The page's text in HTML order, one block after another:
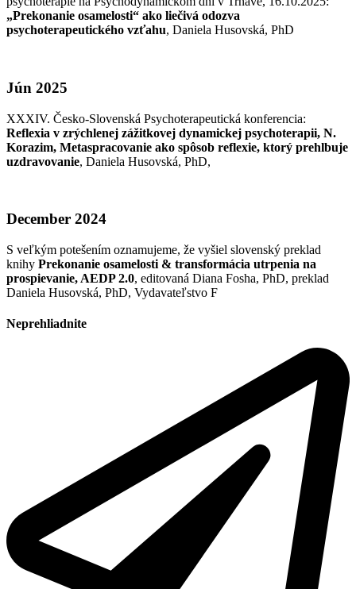
„Prekonanie osamelosti“ ako liečivá odozva
psychoterapeutického vzťahu, Daniela Husovská, PhD
Jún 2025
XXXIV. Česko-Slovenská Psychoterapeutická konferencia:
Reflexia v zrýchlenej zážitkovej dynamickej psychoterapii, N.
Korazim, Metaspracovanie ako spôsob reflexie, ktorý prehlbuje
uzdravovanie, Daniela Husovská, PhD,
December 2024
S veľkým potešením oznamujeme, že vyšiel slovenský preklad
knihy Prekonanie osamelosti & transformácia utrpenia na
prospievanie, AEDP 2.0, editovaná Diana Fosha, PhD, preklad
Daniela Husovská, PhD, Vydavateľstvo F
Neprehliadnite